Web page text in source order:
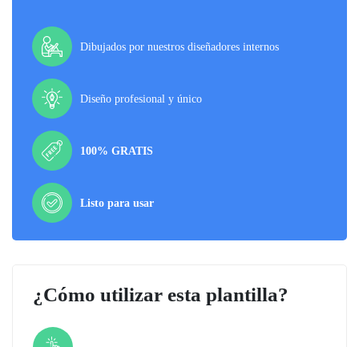
Dibujados por nuestros diseñadores internos
Diseño profesional y único
100% GRATIS
Listo para usar
¿Cómo utilizar esta plantilla?